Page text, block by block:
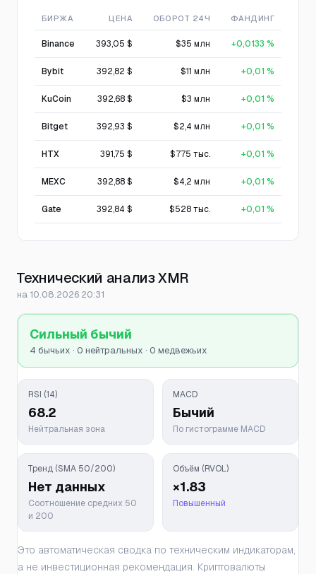
БИРЖА ЦЕНА ОБОРОТ 24Ч ФАНДИНГ
Binance 393,05 $ $35 млн +0,0133 %
Bybit 392,82 $ $11 млн +0,01 %
KuCoin 392,68 $ $3 млн +0,01 %
Bitget 392,93 $ $2,4 млн +0,01 %
HTX 391,75 $ $775 тыс. +0,01 %
MEXC 392,88 $ $4,2 млн +0,01 %
Gate 392,84 $ $528 тыс. +0,01 %
Технический анализ XMR
на 10.08.2026 20:31
Сильный бычий
4 бычьих · 0 нейтральных · 0 медвежьих
RSI (14)
68.2
Нейтральная зона
MACD
Бычий
По гистограмме MACD
Тренд (SMA 50/200)
Нет данных
Соотношение средних 50
и 200
Объём (RVOL)
×1.83
Повышенный
Это автоматическая сводка по техническим индикаторам,
а не инвестиционная рекомендация. Криптовалюты